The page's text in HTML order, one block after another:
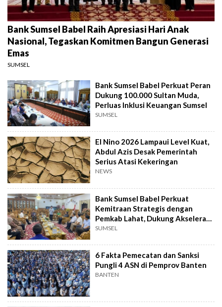
Bank Sumsel Babel Raih Apresiasi Hari Anak
Nasional, Tegaskan Komitmen Bangun Generasi
Emas
SUMSEL
Bank Sumsel Babel Perkuat Peran
Dukung 100.000 Sultan Muda,
Perluas Inklusi Keuangan Sumsel
SUMSEL
El Nino 2026 Lampaui Level Kuat,
Abdul Azis Desak Pemerintah
Serius Atasi Kekeringan
NEWS
Bank Sumsel Babel Perkuat
Kemitraan Strategis dengan
Pemkab Lahat, Dukung Akselerasi
Ekonomi Daerah
SUMSEL
6 Fakta Pemecatan dan Sanksi
Pungli 4 ASN di Pemprov Banten
BANTEN